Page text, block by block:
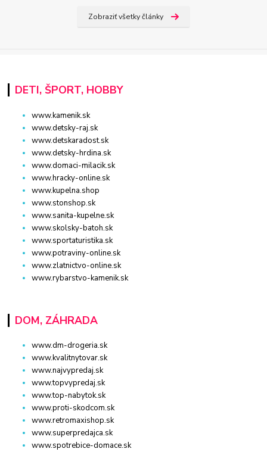
Zobraziť všetky články
DETI, ŠPORT, HOBBY
www.kamenik.sk
www.detsky-raj.sk
www.detskaradost.sk
www.detsky-hrdina.sk
www.domaci-milacik.sk
www.hracky-online.sk
www.kupelna.shop
www.stonshop.sk
www.sanita-kupelne.sk
www.skolsky-batoh.sk
www.sportaturistika.sk
www.potraviny-online.sk
www.zlatnictvo-online.sk
www.rybarstvo-kamenik.sk
DOM, ZÁHRADA
www.dm-drogeria.sk
www.kvalitnytovar.sk
www.najvypredaj.sk
www.topvypredaj.sk
www.top-nabytok.sk
www.proti-skodcom.sk
www.retromaxishop.sk
www.superpredajca.sk
www.spotrebice-domace.sk